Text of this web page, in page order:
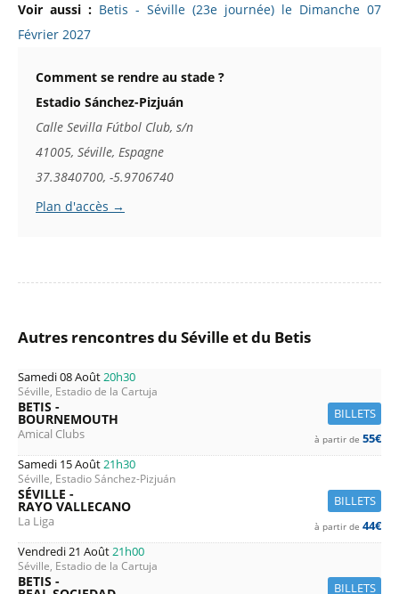
Voir aussi : Betis - Séville (23e journée) le Dimanche 07
Février 2027
Comment se rendre au stade ?
Estadio Sánchez-Pizjuán
Calle Sevilla Fútbol Club, s/n
41005, Séville, Espagne
37.3840700, -5.9706740
Plan d'accès →
Autres rencontres du Séville et du Betis
Samedi 08 Août20h30
Séville, Estadio de la Cartuja
BILLETS
BETIS -
BOURNEMOUTH
Amical Clubs à partir de 55€
Samedi 15 Août21h30
Séville, Estadio Sánchez-Pizjuán
BILLETS
SÉVILLE -
RAYO VALLECANO
La Liga à partir de 44€
Vendredi 21 Août21h00
Séville, Estadio de la Cartuja
BILLETS
BETIS -